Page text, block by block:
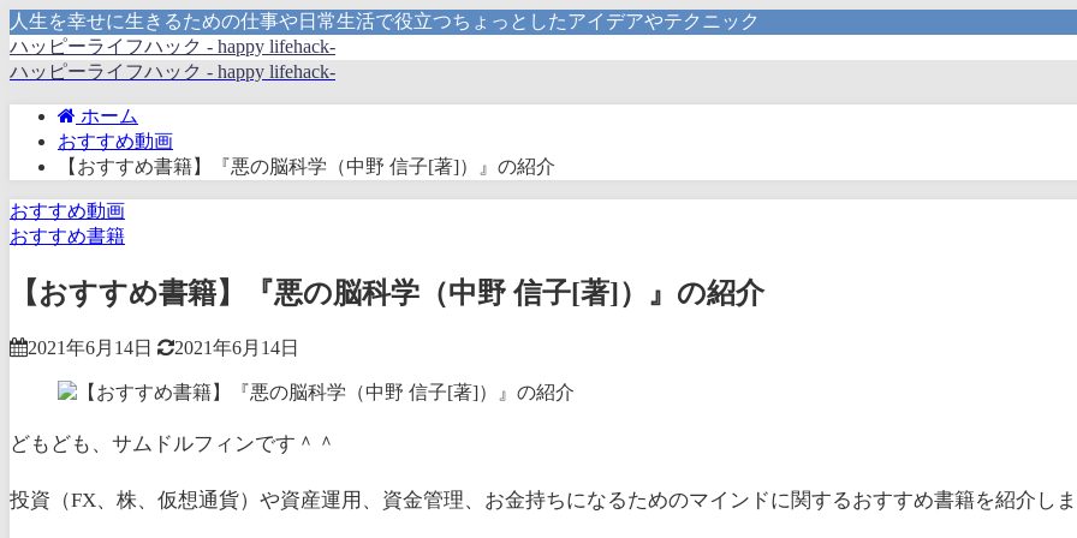
人生を幸せに生きるための仕事や日常生活で役立つちょっとしたアイデアやテクニック
ハッピーライフハック - happy lifehack-
ハッピーライフハック - happy lifehack-
ホーム
おすすめ動画
【おすすめ書籍】『悪の脳科学（中野 信子[著]）』の紹介
おすすめ動画
おすすめ書籍
【おすすめ書籍】『悪の脳科学（中野 信子[著]）』の紹介
2021年6月14日 2021年6月14日
どもども、サムドルフィンです＾＾
投資（FX、株、仮想通貨）や資産運用、資金管理、お金持ちになるためのマインドに関するおすすめ書籍を紹介し